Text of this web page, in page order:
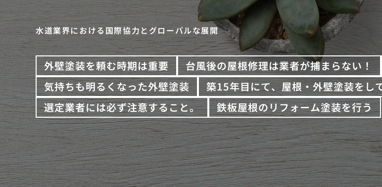
水道業界における国際協力とグローバルな展開
外壁塗装を頼む時期は重要 台風後の屋根修理は業者が捕まらない！
気持ちも明るくなった外壁塗装
築15年目にて、屋根・外壁塗装をし
選定業者には必ず注意すること。
鉄板屋根のリフォーム塗装を行う